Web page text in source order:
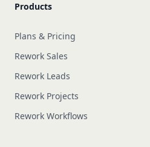
Products
Plans & Pricing
Rework Sales
Rework Leads
Rework Projects
Rework Workflows